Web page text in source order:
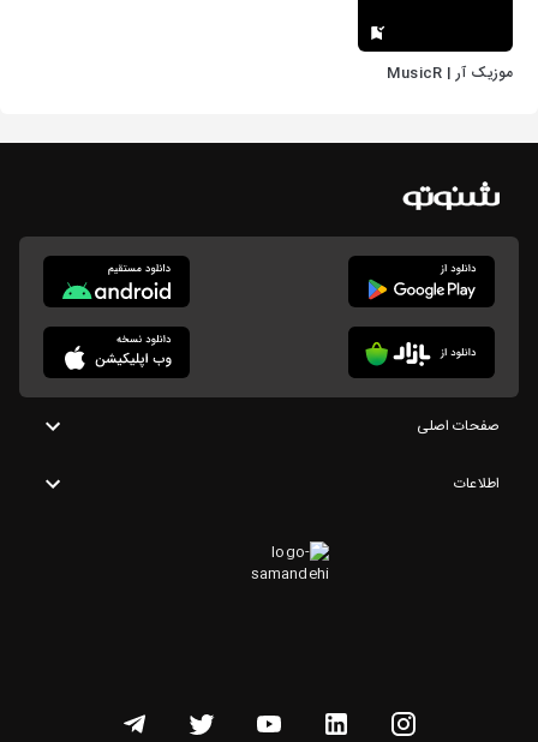
موزیک آر | MusicR
صفحات اصلی
اطلاعات